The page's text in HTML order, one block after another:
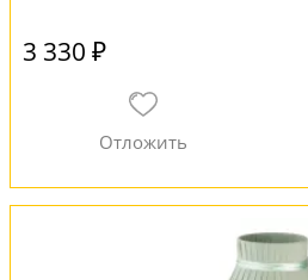
3 330 ₽